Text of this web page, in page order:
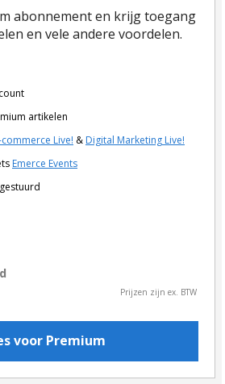
abonnement en krijg toegang
en vele andere voordelen.
artikelen
commerce Live! & Digital Marketing Live!
Emerce Events
Prijzen zijn ex. BTW
voor Premium